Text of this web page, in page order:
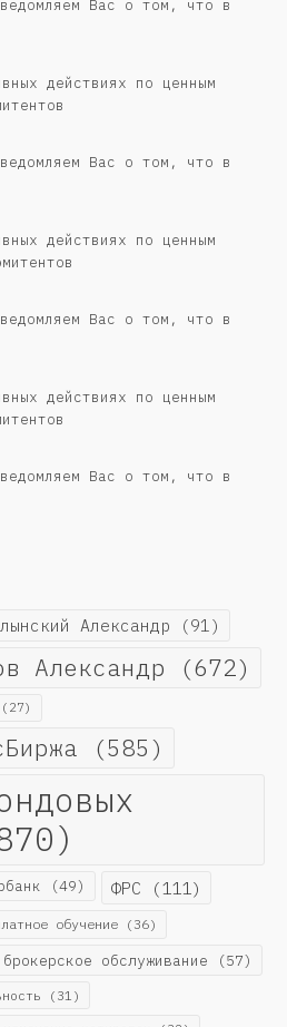
Вас о том, что в
действиях по ценным
Вас о том, что в
действиях по ценным
Вас о том, что в
действиях по ценным
Вас о том, что в
Александр (91)
Александр (672)
(27)
(585)
(49) ФРС (111)
обучение (36)
брокерское обслуживание (57)
(31)